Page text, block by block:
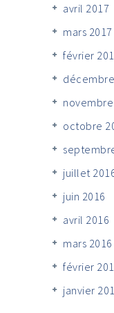
avril 2017
mars 2017
février
octobre
juillet
juin 2016
avril 2016
mars 2016
février
janvier